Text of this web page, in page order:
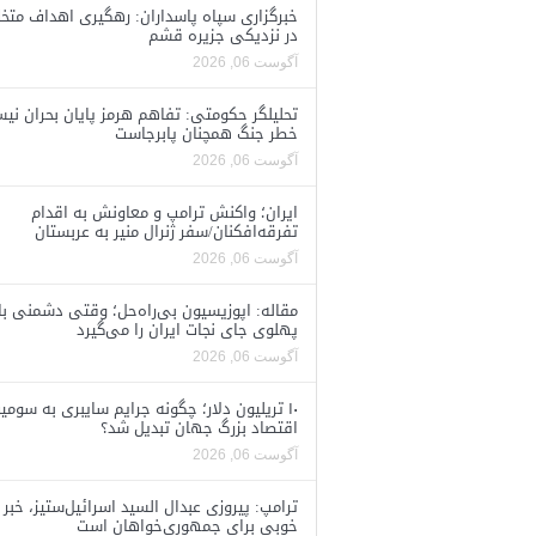
خبرگزاری سپاه پاسداران: رهگیری اهداف
در نزدیکی جزیره قشم
آگوست 06, 2026
تحلیلگر حکومتی: تفاهم هرمز پایان بحران
خطر جنگ همچنان پابرجاست
آگوست 06, 2026
ایران؛ واکنش ترامپ و معاونش به اقدام
تفرقه‌افکنان/سفر ژنرال منیر به عربستان
آگوست 06, 2026
مقاله: اپوزیسیون بی‌راه‌حل؛ وقتی دشمنی با
پهلوی جای نجات ایران را می‌گیرد
آگوست 06, 2026
۱۰ تریلیون دلار؛ چگونه جرایم سایبری به
اقتصاد بزرگ جهان تبدیل شد؟
آگوست 06, 2026
ترامپ: پیروزی عبدال السید اسرائیل‌ستیز، خبر
خوبی برای جمهوری‌خواهان است